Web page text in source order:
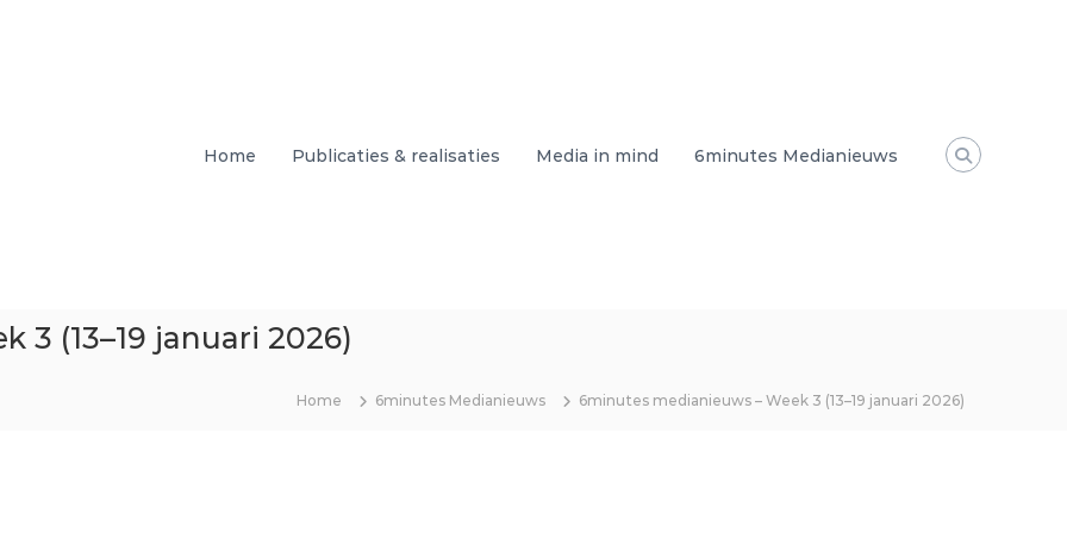
Home Publicaties & realisaties Media in mind 6minutes Medianieuws
3 (13–19 januari 2026)
Home 6minutes Medianieuws 6minutes medianieuws – Week 3 (13–19 januari 2026)